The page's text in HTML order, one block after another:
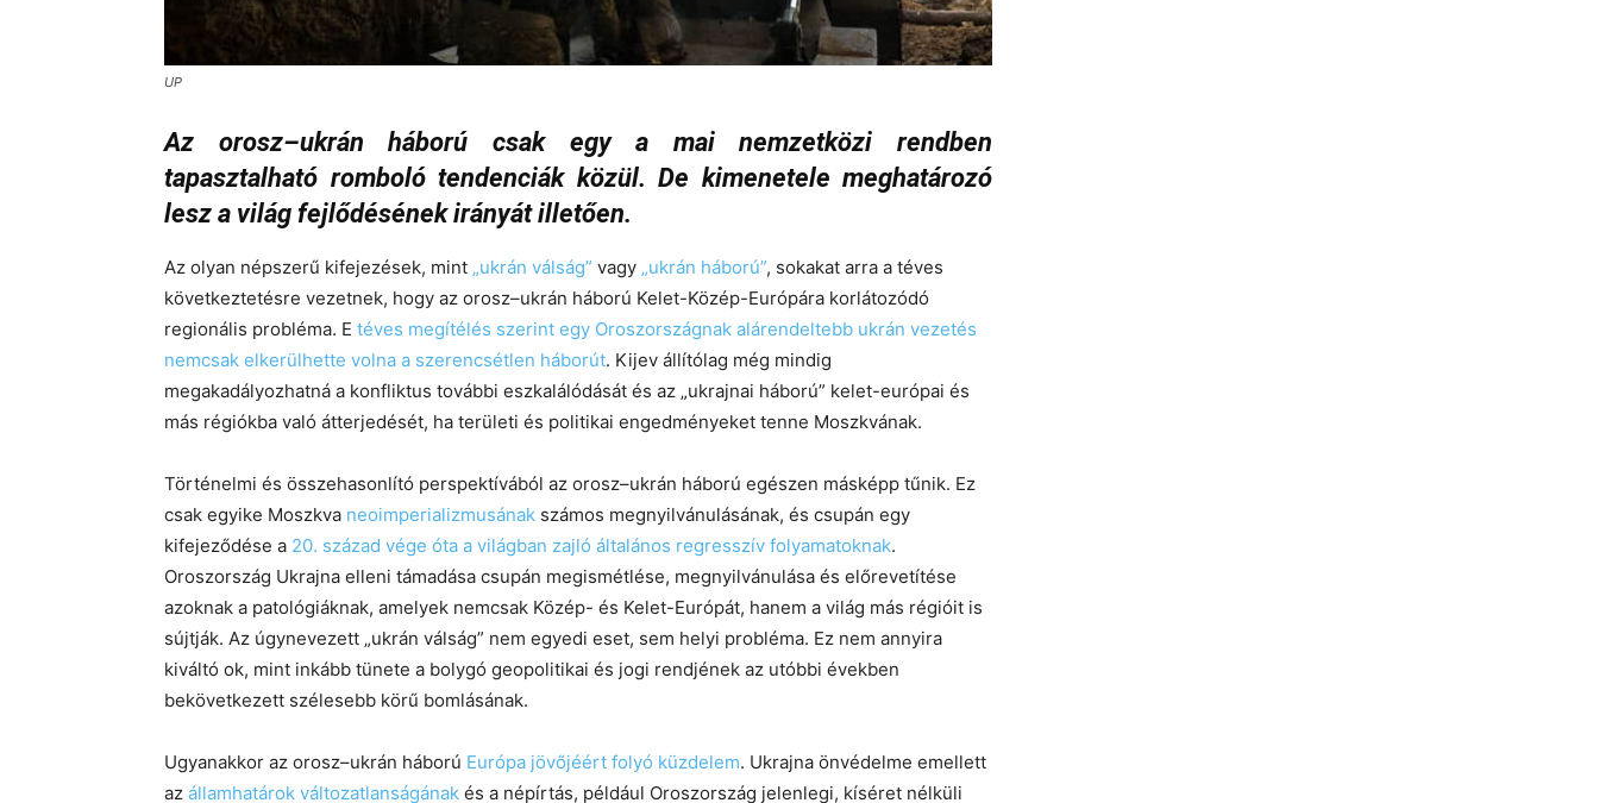
UP
Az orosz–ukrán háború csak egy a mai nemzetközi rendben
tapasztalható romboló tendenciák közül. De kimenetele meghatározó
lesz a világ fejlődésének irányát illetően.
Az olyan népszerű kifejezések, mint „ukrán válság” vagy „ukrán háború”, sokakat arra a téves
következtetésre vezetnek, hogy az orosz–ukrán háború Kelet-Közép-Európára korlátozódó
regionális probléma. E téves megítélés szerint egy Oroszországnak alárendeltebb ukrán vezetés
nemcsak elkerülhette volna a szerencsétlen háborút. Kijev állítólag még mindig
megakadályozhatná a konfliktus további eszkalálódását és az „ukrajnai háború” kelet-európai és
más régiókba való átterjedését, ha területi és politikai engedményeket tenne Moszkvának.
Történelmi és összehasonlító perspektívából az orosz–ukrán háború egészen másképp tűnik. Ez
csak egyike Moszkva neoimperializmusának számos megnyilvánulásának, és csupán egy
kifejeződése a 20. század vége óta a világban zajló általános regresszív folyamatoknak.
Oroszország Ukrajna elleni támadása csupán megismétlése, megnyilvánulása és előrevetítése
azoknak a patológiáknak, amelyek nemcsak Közép- és Kelet-Európát, hanem a világ más régióit is
sújtják. Az úgynevezett „ukrán válság” nem egyedi eset, sem helyi probléma. Ez nem annyira
kiváltó ok, mint inkább tünete a bolygó geopolitikai és jogi rendjének az utóbbi években
bekövetkezett szélesebb körű bomlásának.
Ugyanakkor az orosz–ukrán háború Európa jövőjéért folyó küzdelem. Ukrajna önvédelme emellett
az államhatárok változatlanságának és a népírtás, például Oroszország jelenlegi, kíséret nélküli